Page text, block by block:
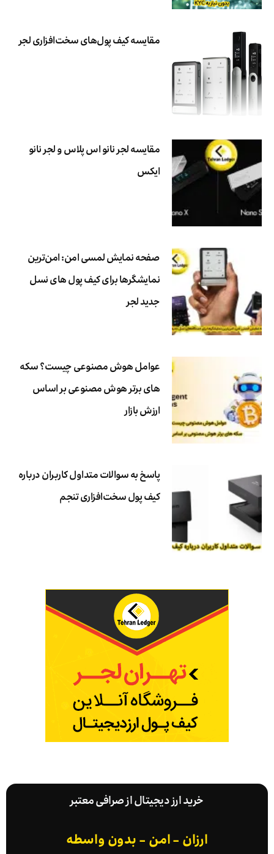
مقایسه کیف پول‌های سخت‌افزاری لجر
مقایسه لجر نانو اس پلاس و لجر نانو
ایکس
صفحه نمایش لمسی امن: امن‌ترین
نمایشگرها برای کیف پول های نسل
جدید لجر
عوامل هوش مصنوعی چیست؟ سکه
های برتر هوش مصنوعی بر اساس
ارزش بازار
پاسخ به سوالات متداول کاربران درباره
کیف پول سخت‌افزاری تنجم
خرید ارز دیجیتال از صرافی معتبر
ارزان - امن - بدون واسطه